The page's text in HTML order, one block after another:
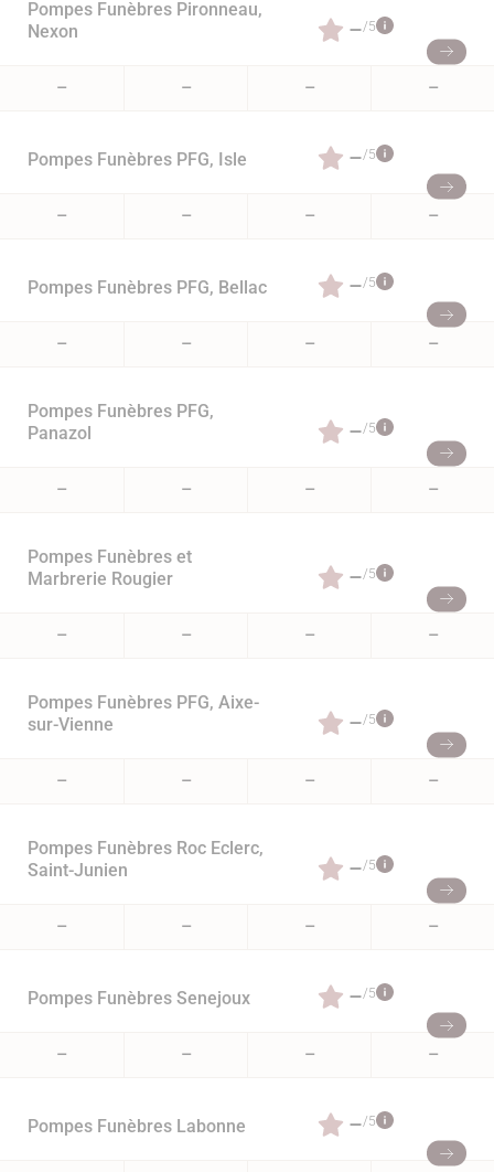
Pompes Funèbres Pironneau,
Nexon
–/5
– – – –
Pompes Funèbres PFG, Isle –/5
– – – –
Pompes Funèbres PFG, Bellac –/5
– – – –
Pompes Funèbres PFG,
Panazol
–/5
– – – –
Pompes Funèbres et
Marbrerie Rougier
–/5
– – – –
Pompes Funèbres PFG, Aixe-
sur-Vienne
–/5
– – – –
Pompes Funèbres Roc Eclerc,
Saint-Junien
–/5
– – – –
Pompes Funèbres Senejoux –/5
– – – –
Pompes Funèbres Labonne –/5